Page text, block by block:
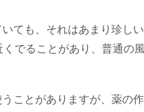
ても、それはあまり珍し
でることがあり、普通の
ことがありますが、薬の